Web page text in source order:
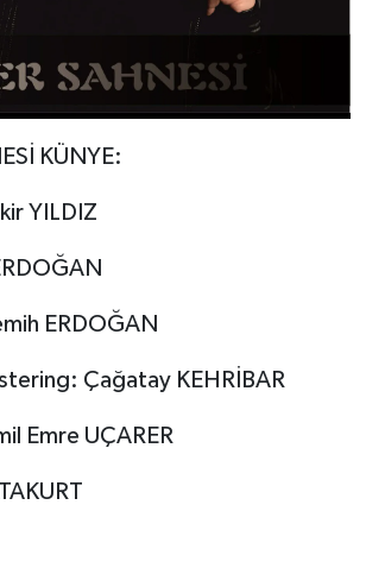
KÜNYE:
YILDIZ
ERDOĞAN
Çağatay KEHRİBAR
Emre UÇARER